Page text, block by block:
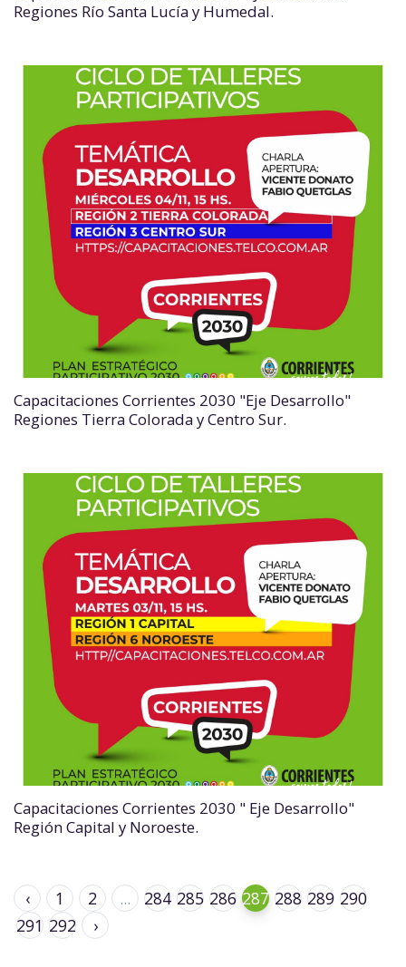
Regiones Río Santa Lucía y Humedal.
Capacitaciones Corrientes 2030 "Eje Desarrollo"
Regiones Tierra Colorada y Centro Sur.
Capacitaciones Corrientes 2030 " Eje Desarrollo"
Región Capital y Noroeste.
‹ 1 2 ... 284 285 286 287 288 289 290
291 292 ›